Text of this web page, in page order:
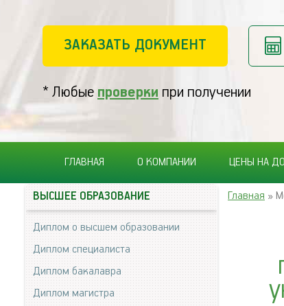
ЗАКАЗАТЬ ДОКУМЕНТ
* Любые проверки при получении
ГЛАВНАЯ О КОМПАНИИ ЦЕНЫ НА
Главная »
ВЫСШЕЕ ОБРАЗОВАНИЕ
Диплом о высшем образовании
Диплом специалиста
Диплом бакалавра
Диплом магистра